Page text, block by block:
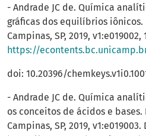
- Andrade JC de. Química
gráficas dos equilíbrios iônicos.
Campinas, SP, 2019,
https://econtents.bc.unicamp.br/inpec/
doi: 10.20396/
- Andrade JC de. Química
os conceitos de ácidos e
Campinas, SP, 2019,